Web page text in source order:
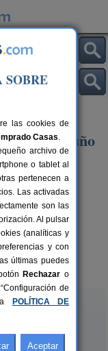
de Muño
8-10+1 pers.
desde47 €
las cookies de
Casas.
archivo de
o tablet al
pertenecen a
Las activadas
son las
Al pulsar
(analíticas y
y con
últimas puedes
Rechazar o
de
POLÍTICA DE